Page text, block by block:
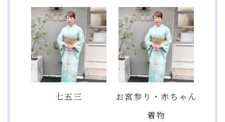
七五三
お宮参り・赤ちゃん
着物